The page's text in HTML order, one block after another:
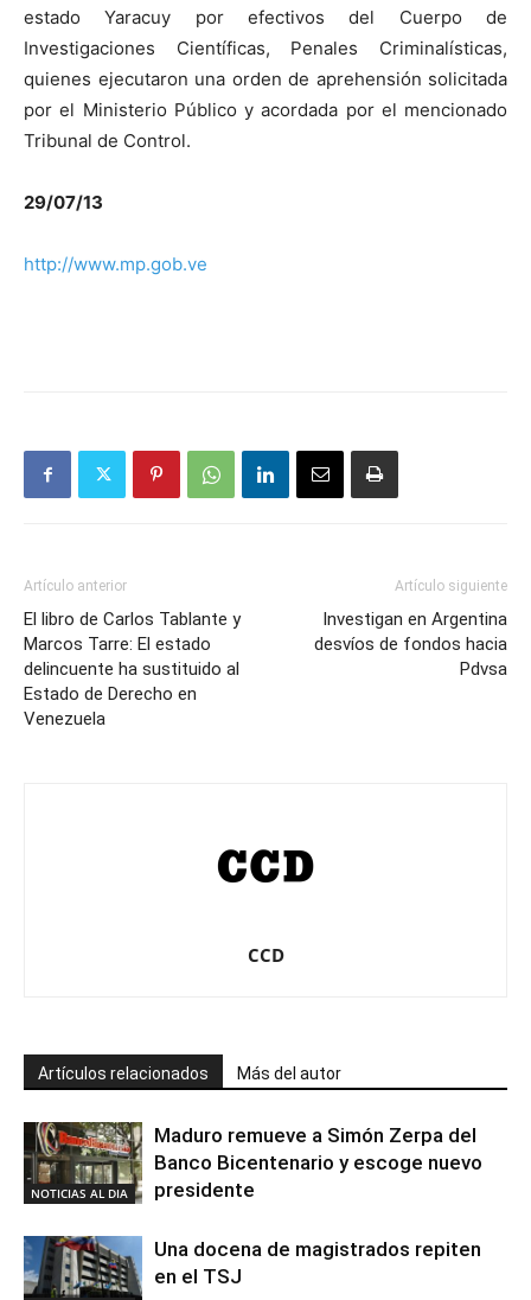
estado Yaracuy por efectivos del Cuerpo de
Investigaciones Científicas, Penales Criminalísticas,
quienes ejecutaron una orden de aprehensión solicitada
por el Ministerio Público y acordada por el mencionado
Tribunal de Control.
29/07/13
http://www.mp.gob.ve
Artículo anterior
El libro de Carlos Tablante y
Marcos Tarre: El estado
delincuente ha sustituido al
Estado de Derecho en
Venezuela
Artículo siguiente
Investigan en Argentina
desvíos de fondos hacia
Pdvsa
CCD
Artículos relacionados Más del autor
NOTICIAS AL DIA
Maduro remueve a Simón Zerpa del
Banco Bicentenario y escoge nuevo
presidente
Una docena de magistrados repiten
en el TSJ